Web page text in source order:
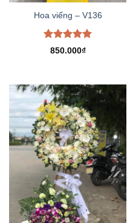
Hoa viếng – V136
Được xếp
850.000₫